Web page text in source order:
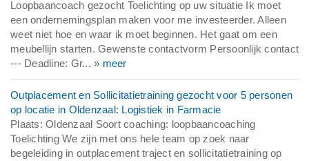
Loopbaancoach gezocht Toelichting op uw situatie Ik moet
een ondernemingsplan maken voor me investeerder. Alleen
weet niet hoe en waar ik moet beginnen. Het gaat om een
meubellijn starten. Gewenste contactvorm Persoonlijk contact
--- Deadline: Gr... » meer
Outplacement en Sollicitatietraining gezocht voor 5 personen
op locatie in Oldenzaal: Logistiek in Farmacie
Plaats: Oldenzaal Soort coaching: loopbaancoaching
Toelichting We zijn met ons hele team op zoek naar
begeleiding in outplacement traject en sollicitatietraining op